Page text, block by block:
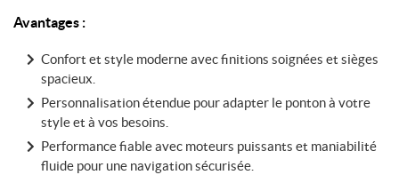
Avantages :
Confort et style moderne avec finitions soignées et sièges
spacieux.
Personnalisation étendue pour adapter le ponton à votre
style et à vos besoins.
Performance fiable avec moteurs puissants et maniabilité
fluide pour une navigation sécurisée.